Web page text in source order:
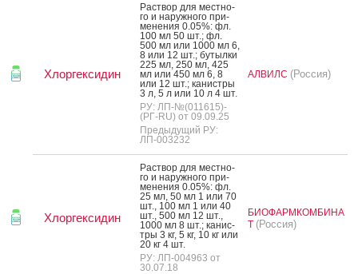
Хлоргексидин
Рас­твор для мес­тно­
го и на­руж­но­го при­
мене­ния 0.05%: фл.
100 мл 50 шт.; фл.
500 мл или 1000 мл 6,
8 или 12 шт.; бу­тыл­ки
225 мл, 250 мл, 425
мл или 450 мл 6, 8
или 12 шт.; ка­нис­тры
3 л, 5 л или 10 л 4 шт.
РУ: ЛП-№(011615)-
(РГ-RU) от 09.09.25
Предыдущий РУ:
ЛП-003232
АЛВИЛС (Россия)
Хлоргексидин
Рас­твор для мес­тно­
го и на­руж­но­го при­
мене­ния 0.05%: фл.
25 мл, 50 мл 1 или 70
шт., 100 мл 1 или 40
шт., 500 мл 12 шт.,
1000 мл 8 шт.; ка­нис­
тры 3 кг, 5 кг, 10 кг или
20 кг 4 шт.
РУ: ЛП-004963 от
30.07.18
БИОФАРМКОМБИНА
Т (Россия)